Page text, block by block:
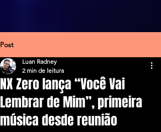
Post
NX Zero lança “Você Vai
Lembrar de Mim”, primeira
música desde reunião
Luan Radney
2 min de leitura